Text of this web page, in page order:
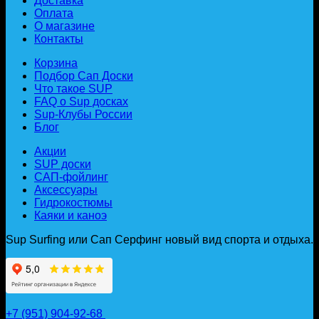
Оплата
О магазине
Контакты
Корзина
Подбор Сап Доски
Что такое SUP
FAQ о Sup досках
Sup-Клубы России
Блог
Акции
SUP доски
САП-фойлинг
Аксессуары
Гидрокостюмы
Каяки и каноэ
Sup Surfing или Сап Серфинг новый вид спорта и отдыха.
+7 (951) 904-92-68